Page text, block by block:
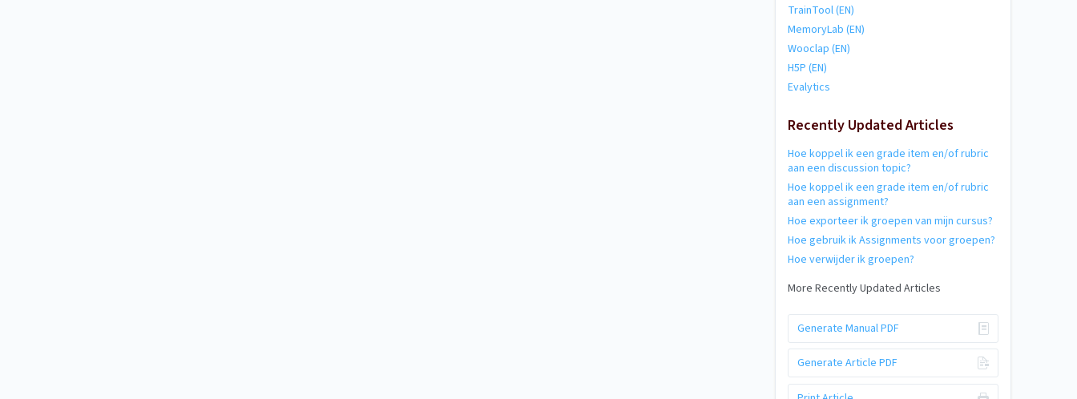
TrainTool (EN)
MemoryLab (EN)
Wooclap (EN)
H5P (EN)
Evalytics
Recently Updated Articles
Hoe koppel ik een grade item en/of rubric
aan een discussion topic?
Hoe koppel ik een grade item en/of rubric
aan een assignment?
Hoe exporteer ik groepen van mijn cursus?
Hoe gebruik ik Assignments voor groepen?
Hoe verwijder ik groepen?
More Recently Updated Articles
Generate Manual PDF
Generate Article PDF